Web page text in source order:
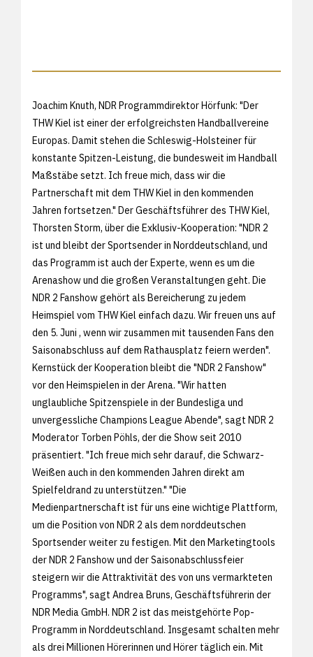
Joachim Knuth, NDR Programmdirektor Hörfunk: "Der
THW Kiel ist einer der erfolgreichsten Handballvereine
Europas. Damit stehen die Schleswig-Holsteiner für
konstante Spitzen-Leistung, die bundesweit im Handball
Maßstäbe setzt. Ich freue mich, dass wir die
Partnerschaft mit dem THW Kiel in den kommenden
Jahren fortsetzen." Der Geschäftsführer des THW Kiel,
Thorsten Storm, über die Exklusiv-Kooperation: "NDR 2
ist und bleibt der Sportsender in Norddeutschland, und
das Programm ist auch der Experte, wenn es um die
Arenashow und die großen Veranstaltungen geht. Die
NDR 2 Fanshow gehört als Bereicherung zu jedem
Heimspiel vom THW Kiel einfach dazu. Wir freuen uns auf
den 5. Juni , wenn wir zusammen mit tausenden Fans den
Saisonabschluss auf dem Rathausplatz feiern werden".
Kernstück der Kooperation bleibt die "NDR 2 Fanshow"
vor den Heimspielen in der Arena. "Wir hatten
unglaubliche Spitzenspiele in der Bundesliga und
unvergessliche Champions League Abende", sagt NDR 2
Moderator Torben Pöhls, der die Show seit 2010
präsentiert. "Ich freue mich sehr darauf, die Schwarz-
Weißen auch in den kommenden Jahren direkt am
Spielfeldrand zu unterstützen." "Die
Medienpartnerschaft ist für uns eine wichtige Plattform,
um die Position von NDR 2 als dem norddeutschen
Sportsender weiter zu festigen. Mit den Marketingtools
der NDR 2 Fanshow und der Saisonabschlussfeier
steigern wir die Attraktivität des von uns vermarkteten
Programms", sagt Andrea Bruns, Geschäftsführerin der
NDR Media GmbH. NDR 2 ist das meistgehörte Pop-
Programm in Norddeutschland. Insgesamt schalten mehr
als drei Millionen Hörerinnen und Hörer täglich ein. Mit